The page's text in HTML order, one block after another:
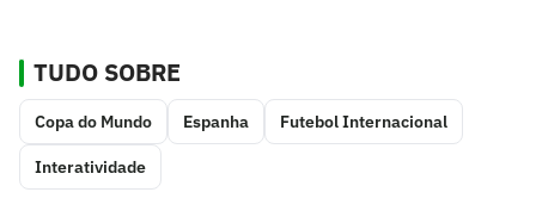
TUDO SOBRE
Copa do Mundo Espanha Futebol Internacional
Interatividade